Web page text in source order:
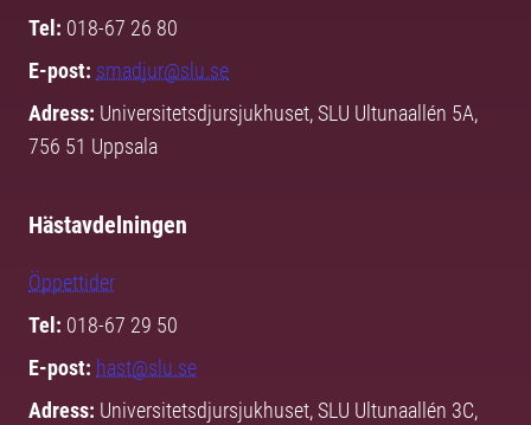
Tel: 018-67 26 80
E-post: smadjur@slu.se
Adress: Universitetsdjursjukhuset, SLU Ultunaallén 5A,
756 51 Uppsala
Hästavdelningen
Öppettider
Tel: 018-67 29 50
E-post: hast@slu.se
Adress: Universitetsdjursjukhuset, SLU Ultunaallén 3C,